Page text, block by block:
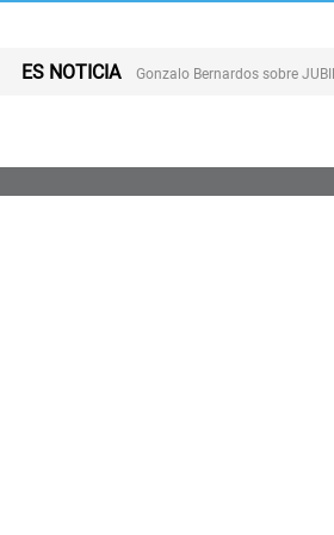
ES NOTICIA Gonzalo Bernardos sobre